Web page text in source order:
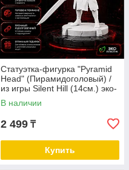
Статуэтка-фигурка "Pyramid
Head" (Пирамидоголовый) /
из игры Silent Hill (14см.) эко-
пластик
В наличии
2 499 ₸
Купить